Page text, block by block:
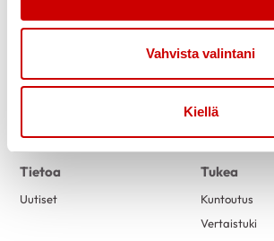
Vahvista valintani
Kiellä
Link to facebook
Link to twitter
Tietoa
Uutiset
Tukea
Kuntoutus
Vertaistuki